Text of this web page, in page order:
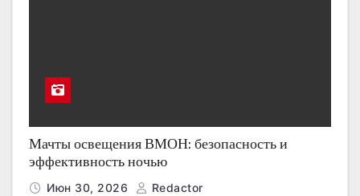
Мачты освещения ВМОН: безопасность и
эффективность ночью
Июн 30, 2026 Redactor